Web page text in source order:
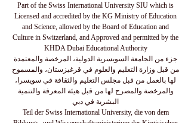
Part of the Swiss International University SIU which is
Licensed and accredited by the KG Ministry of Education
and Science, allowed by the Board of Education and
Culture in Switzerland, and Approved and permitted by the
KHDA Dubai Educational Authority
جزء من الجامعة السويسرية الدولية، المرخصة والمعتمدة
من قبل وزارة التعليم والعلوم في قرغيزستان، والمسموح
لها بالعمل من قبل مجلس التعليم والثقافة في سويسرا،
والمرخصة والمصرح لها من قبل هيئة المعرفة والتنمية
البشرية في دبي
Teil der Swiss International University, die von dem